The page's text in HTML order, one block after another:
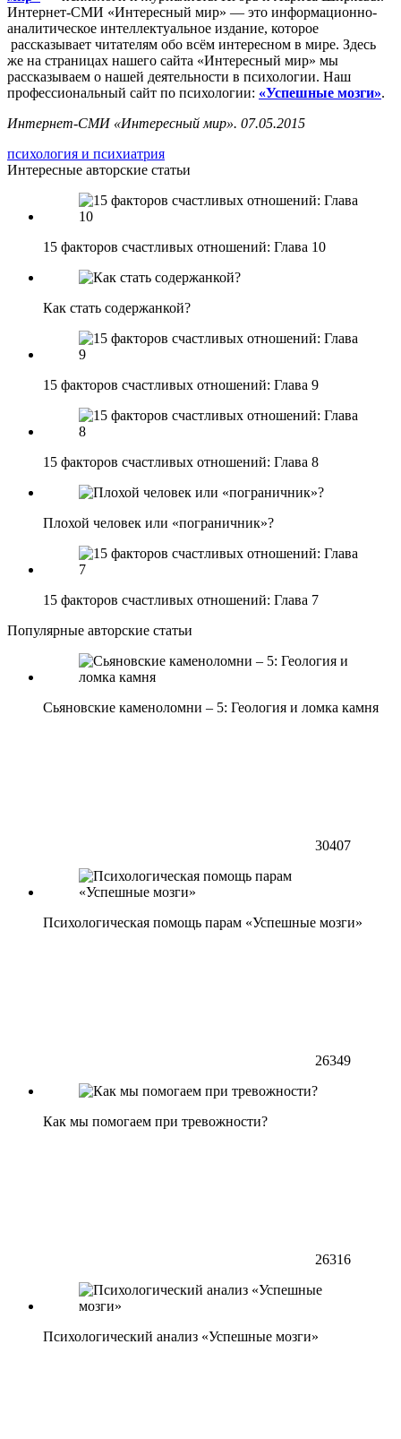
Интернет-СМИ «Интересный мир» — это информационно-
аналитическое интеллектуальное издание, которое
рассказывает читателям обо всём интересном в мире. Здесь
же на страницах нашего сайта «Интересный мир» мы
рассказываем о нашей деятельности в психологии. Наш
профессиональный сайт по психологии: «Успешные мозги».
Интернет-СМИ «Интересный мир». 07.05.2015
психология и психиатрия
Интересные авторские статьи
15 факторов счастливых отношений: Глава 10
Как стать содержанкой?
15 факторов счастливых отношений: Глава 9
15 факторов счастливых отношений: Глава 8
Плохой человек или «пограничник»?
15 факторов счастливых отношений: Глава 7
Популярные авторские статьи
Сьяновские каменоломни – 5: Геология и ломка камня
30407
Психологическая помощь парам «Успешные мозги»
26349
Как мы помогаем при тревожности?
26316
Психологический анализ «Успешные мозги»